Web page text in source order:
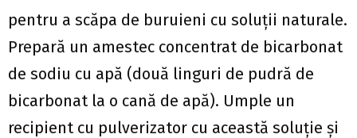
pentru a scăpa de buruieni cu soluții naturale.
Prepară un amestec concentrat de bicarbonat
de sodiu cu apă (două linguri de pudră de
bicarbonat la o cană de apă). Umple un
recipient cu pulverizator cu această soluție și